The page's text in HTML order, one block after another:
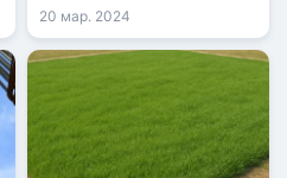
продолжают
увеличиваться.
20 мар. 2024